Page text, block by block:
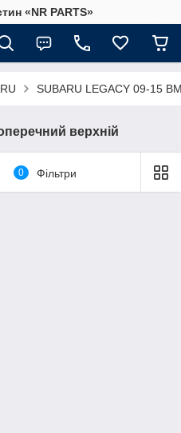
«NR PARTS»
SUBARU LEGACY 09-15
верхній
0 Фільтри